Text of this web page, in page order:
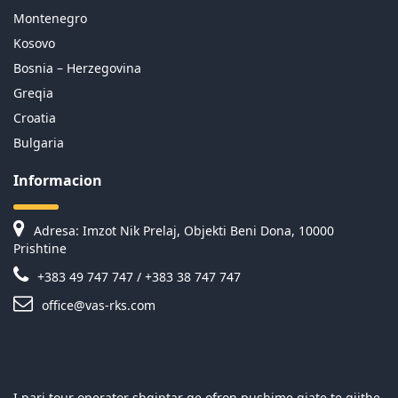
Montenegro
Kosovo
Bosnia – Herzegovina
Greqia
Croatia
Bulgaria
Informacion
Adresa: Imzot Nik Prelaj, Objekti Beni Dona, 10000
Prishtine
+383 49 747 747 / +383 38 747 747
office@vas-rks.com